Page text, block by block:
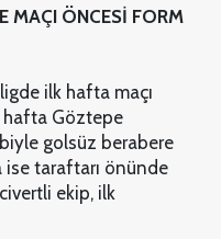
MAÇI ÖNCESİ FORM
ilk hafta maçı
hafta Göztepe
golsüz berabere
ise taraftarı önünde
ekip, ilk